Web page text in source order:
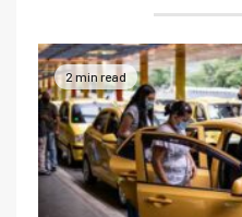
2 min read